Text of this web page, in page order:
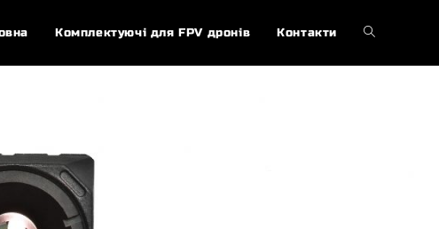
Комплектуючі для FPV дронів Контакти